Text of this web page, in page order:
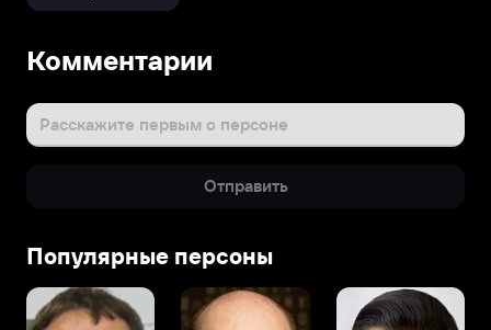
Комментарии
Расскажите первым о персоне
Отправить
Популярные персоны